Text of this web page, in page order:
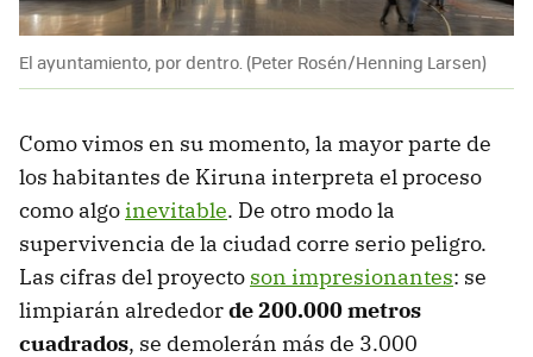
El ayuntamiento, por dentro. (Peter Rosén/Henning Larsen)
Como vimos en su momento, la mayor parte de
los habitantes de Kiruna interpreta el proceso
como algoinevitable. De otro modo la
supervivencia de la ciudad corre serio peligro.
Las cifras del proyecto son impresionantes: se
limpiarán alrededorde 200.000 metros
cuadrados, se demolerán más de 3.000